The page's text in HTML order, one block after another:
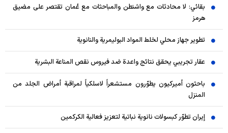
بقائي: لا محادثات مع واشنطن والمباحثات مع عُمان تقتصر على مضيق
هرمز
تطوير جهاز محلي لخلط المواد البوليمرية والنانوية
عقار تجريبي يحقق نتائج واعدة ضد فيروس نقص المناعة البشرية
باحثون أميركيون يطوّرون مستشعراً لاسلكياً لمراقبة أمراض الجلد من
المنزل
إيران تطوّر كبسولات نانوية نباتية لتعزيز فعالية الكركمين